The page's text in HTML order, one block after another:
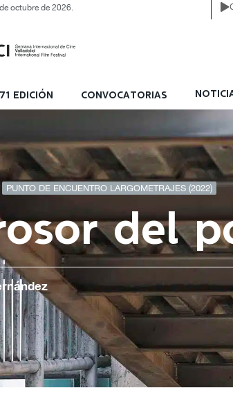
octubre de 2026.
71 EDICIÓN CONVOCATORIAS
PUNTO DE ENCUENTRO LARGOMETRAJES (2022)
del